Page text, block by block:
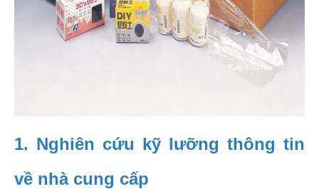
1. Nghiên cứu kỹ lưỡng thông tin
về nhà cung cấp